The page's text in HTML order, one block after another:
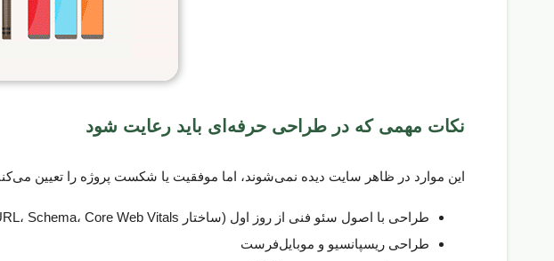
نکات مهمی که در طراحی حرفه‌ای باید رعایت شود
این موارد در ظاهر سایت دیده نمی‌شوند، اما موفقیت یا شکست پروژه را تعیین
طراحی با اصول سئو فنی از روز اول (ساختار URL، Schema، Core Web Vitals و ...)
طراحی ریسپانسیو و موبایل‌فرست